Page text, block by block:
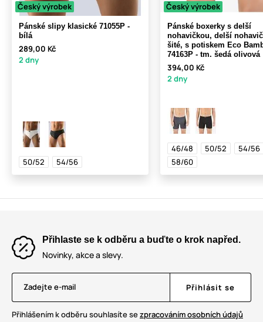
Český výrobek
Pánské slipy klasické 71055P -
bílá
289,00 Kč
2 dny
50/52 54/56
Český výrobek
Pánské boxerky s delší
nohavičkou, delší
šité, s potiskem Eco
74163P - tm. šedá olivová
394,00 Kč
2 dny
46/48 50/52
54/56
58/60
Přihlaste se k odběru a buďte o krok napřed.
Novinky, akce a slevy.
Zadejte e-mail Přihlásit se
Přihlášením k odběru souhlasíte sezpracováním osobních údajů